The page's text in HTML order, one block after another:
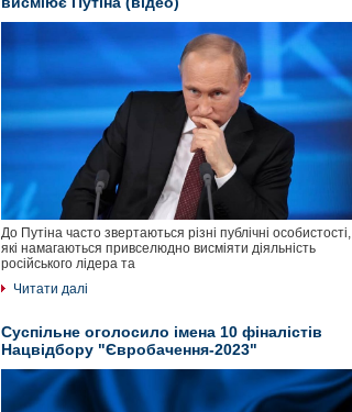
До Путіна часто звертаються різні публічні особистості,
які намагаються привселюдно висміяти діяльність
російського лідера та
Читати далі
Суспільне оголосило імена 10 фіналістів
Нацвідбору "Євробачення-2023"